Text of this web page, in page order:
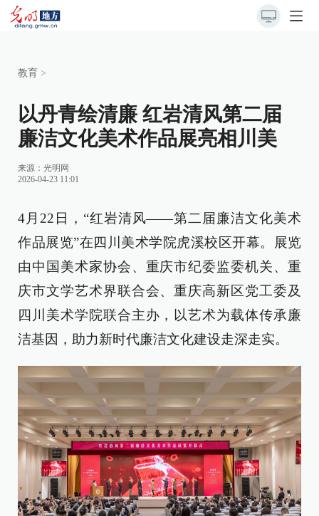
教育 >
以丹青绘清廉 红岩清风第二届
廉洁文化美术作品展亮相川美
来源： 光明网
2026-04-23 11:01
4月22日，“红岩清风——第二届廉洁文化美术
作品展览”在四川美术学院虎溪校区开幕。展览
由中国美术家协会、重庆市纪委监委机关、重
庆市文学艺术界联合会、重庆高新区党工委及
四川美术学院联合主办，以艺术为载体传承廉
洁基因，助力新时代廉洁文化建设走深走实。